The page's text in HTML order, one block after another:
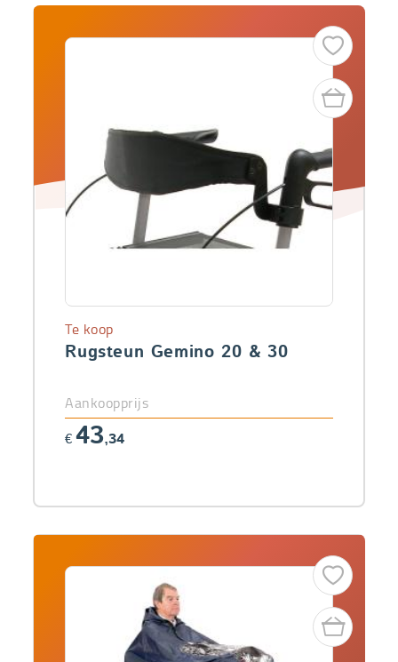
Rugsteun Gemino 20 & 30
Te koop
Aankoopprijs
€ 43,34